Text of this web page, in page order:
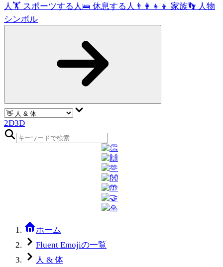
人 🏋️ スポーツする人 🛌 休息する人 👨‍👩‍👧‍👦 家族👣 人物
シンボル
2D3D
ホーム
Fluent Emojiの一覧
人 & 体